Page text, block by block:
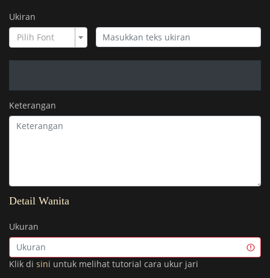
Ukiran
Pilih Font
Keterangan
Detail Wanita
Ukuran
Klik di sini untuk melihat tutorial cara ukur jari